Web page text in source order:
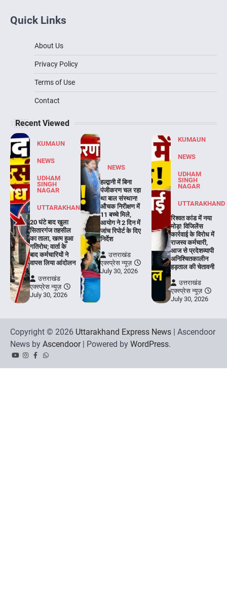
Quick Links
About Us
Privacy Policy
Terms of Use
Contact
Recent Viewed
KUMAUN
NEWS
UDHAM
SINGH
NAGAR
UTTARAKHAND
20 घंटे बाद खुला
सितारगंज तहसील
का ताला, खत्म हुआ
गतिरोध; वार्ता के
बाद कर्मचारियों ने
वापस लिया आंदोलन
उत्तराखंड
एक्स्प्रेस न्यूज़
July 30, 2026
NEWS
हल्द्वानी में बिना
पंजीकरण चल रहा
था बाल संस्थान!
औचक निरीक्षण में
11 बच्चे मिले,
आयोग ने 2 दिन में
जांच रिपोर्ट के दिए
निर्देश
उत्तराखंड
एक्स्प्रेस न्यूज़
July 30, 2026
KUMAUN
NEWS
UDHAM
SINGH
NAGAR
UTTARAKHAND
रिश्वत कांड में नया
मोड़! विजिलेंस
कार्रवाई के विरोध में
राजस्व कर्मचारी,
आज से प्रदेशव्यापी
अनिश्चितकालीन
हड़ताल की चेतावनी
उत्तराखंड
एक्स्प्रेस न्यूज़
July 30, 2026
Copyright © 2026 Uttarakhand Express News | Ascendoor
News by Ascendoor| Powered by WordPress.
YouTubeInstagram
Facebook
Whatsapp